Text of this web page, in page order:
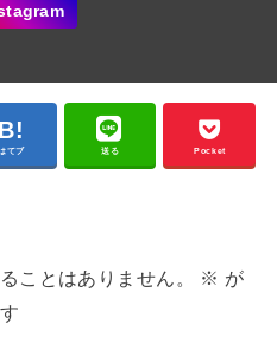
てブ 送る Pocket
ことはありません。 ※ が